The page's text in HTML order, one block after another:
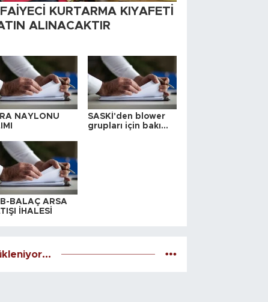
KURTARMA KIYAFETİ
ALINACAKTIR
NAYLONU
SASKİ'den blower
grupları için bakım
BALAÇ ARSA
İHALESİ